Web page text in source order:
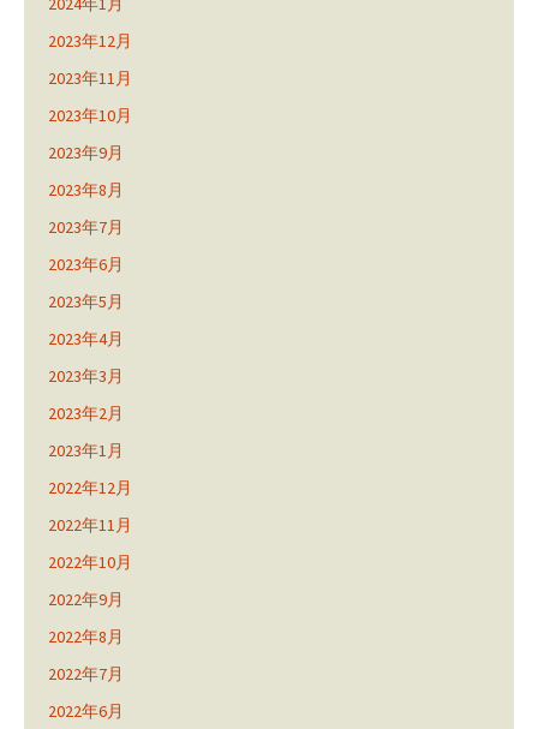
2023年12月
2023年11月
2023年10月
2023年9月
2023年8月
2023年7月
2023年6月
2023年5月
2023年4月
2023年3月
2023年2月
2023年1月
2022年12月
2022年11月
2022年10月
2022年9月
2022年8月
2022年7月
2022年6月